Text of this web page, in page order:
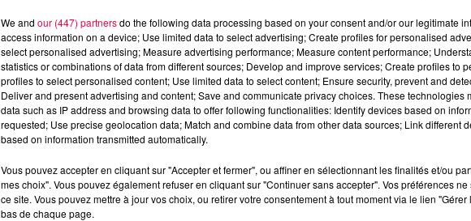
ACCIDENT SUR L'A31 : CINQ
PERSONNES IMPLIQUÉES
PRÈS DU PÉAGE DE...
Un accident impliquant deux
véhicules s'est produit ce matin
vers 9h30 sur l'autoroute A31,
dans le sens Nancy-Dijon, à
hauteur de l'accès par le péage
de...
LE CENTRE HOSPITALIER DE
CHAUMONT VICTIME
CYBERATTAQUE
Le centre hospitalier de
Chaumont a été touché par
cyberattaque, confirmée ce
immédiatement engagé la
mobilisation de...
We and our (447) partnersdo the following data processing based on your consent and/or our legitimate
access information on a device; Use limited data to select advertising; Create profiles for personalised
select personalised advertising; Measure advertising performance; Measure content performance;
statistics or combinations of data from different sources; Develop and improve services; Create profiles to
profiles to select personalised content; Use limited data to select content; Ensure security, prevent and
Deliver and present advertising and content; Save and communicate privacy choices. These technologies
data such as IP address and browsing data to offer following functionalities: Identify devices based on
requested; Use precise geolocation data; Match and combine data from other data sources; Link different
based on information transmitted automatically.
Vous pouvez accepter en cliquant sur "Accepter et fermer", ou affiner en sélectionnant les finalités et/ou
mes choix". Vous pouvez également refuser en cliquant sur "Continuer sans accepter". Vos préférences
ce site. Vous pouvez mettre à jour vos choix, ou retirer votre consentement à tout moment via le lien
bas de chaque page.